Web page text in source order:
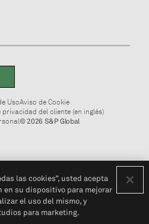
UsoAviso de Cookie
privacidad del cliente (en inglés)
© 2026 S&P Global
las cookies”, usted acepta
en su dispositivo para mejorar
el uso del mismo, y
para marketing.